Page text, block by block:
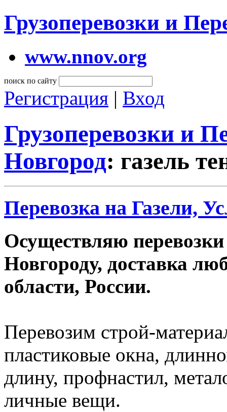
Грузоперевозки и
www.nnov.org
поиск по сайту
Регистрация | Вход
Грузоперевозки и
Новгород: газель
Перевозка на Газели,
Осуществляю
Новгороду, доставка
области, России.
Перевозим строй-
пластиковые окна,
длину, профнастил,
личные вещи.